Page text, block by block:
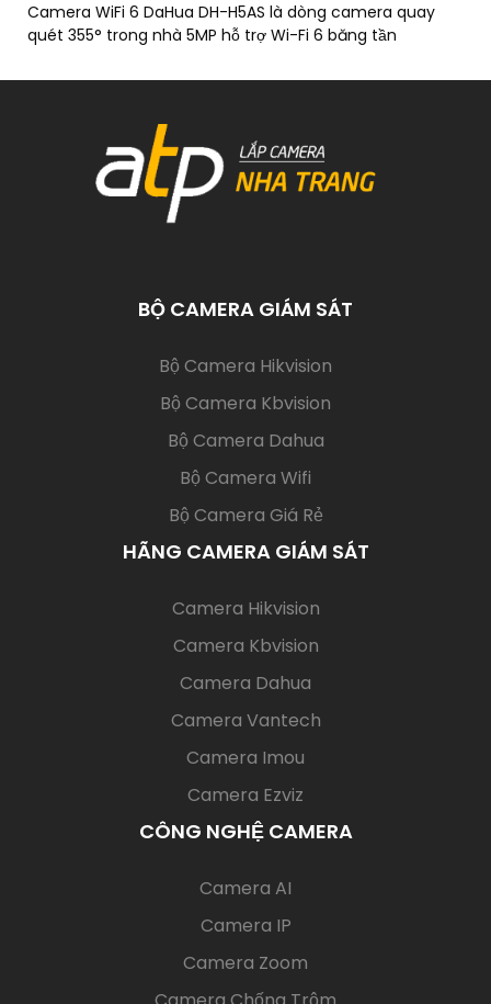
Camera WiFi 6 DaHua DH-H5AS là dòng camera quay
quét 355° trong nhà 5MP hỗ trợ Wi-Fi 6 băng tần
BỘ CAMERA GIÁM SÁT
Bộ Camera Hikvision
Bộ Camera Kbvision
Bộ Camera Dahua
Bộ Camera Wifi
Bộ Camera Giá Rẻ
HÃNG CAMERA GIÁM SÁT
Camera Hikvision(current)
Camera Kbvision
Camera Dahua
Camera Vantech
Camera Imou
Camera Ezviz
CÔNG NGHỆ CAMERA
Camera AI
Camera IP
Camera Zoom